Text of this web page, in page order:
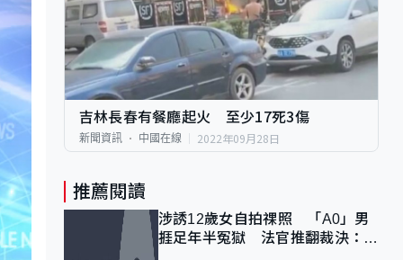
吉林長春有餐廳起火 至少17死3傷
新聞資訊 中國在線 2022年09月28日
推薦閱讀
涉誘12歲女自拍祼照 「A0」男
捱足年半冤獄 法官推翻裁決：抄